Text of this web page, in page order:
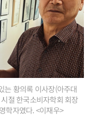
는 황의록 이사장(아주대
절 한국소비자학회 회장
학자였다. <이재우>